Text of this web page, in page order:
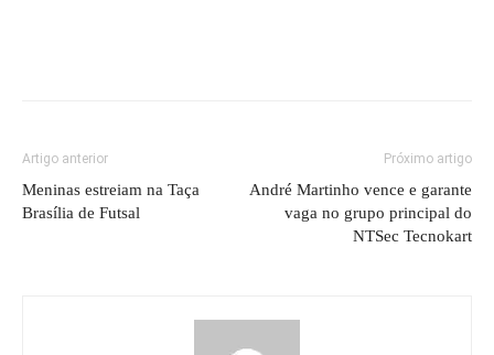
Artigo anterior
Meninas estreiam na Taça
Brasília de Futsal
Próximo artigo
André Martinho vence e garante
vaga no grupo principal do
NTSec Tecnokart